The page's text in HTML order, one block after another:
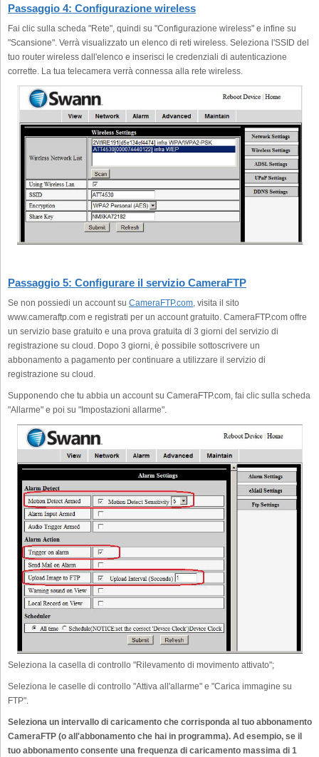
Passaggio 4: Configurazione wireless
Fai clic sulla scheda "Rete", quindi su "Configurazione wireless" e infine su
"Scansione". Verrà visualizzato un elenco di reti wireless. Seleziona l'SSID del
tuo router wireless dall'elenco e inserisci le credenziali di autenticazione
corrette. La tua telecamera verrà connessa alla rete wireless.
Passaggio 5: Configurare il servizio CameraFTP
Se non possiedi un account su CameraFTP.com , visita il sito
www.cameraftp.com e registrati per un account gratuito. CameraFTP.com offre
un servizio base gratuito e una prova gratuita di 3 giorni del servizio di
registrazione su cloud. Dopo 3 giorni, è possibile sottoscrivere un
abbonamento a pagamento per continuare a utilizzare il servizio di
registrazione su cloud.
Supponendo che tu abbia un account su CameraFTP.com, fai clic sulla scheda
"Allarme" e poi su "Impostazioni allarme".
Seleziona la casella di controllo "Rilevamento di movimento attivato";
Seleziona le caselle di controllo "Attiva all'allarme" e "Carica immagine su
FTP".
Seleziona un intervallo di caricamento che corrisponda al tuo abbonamento
CameraFTP (o all'abbonamento che hai in programma). Ad esempio, se il
tuo abbonamento consente una frequenza di caricamento massima di 1